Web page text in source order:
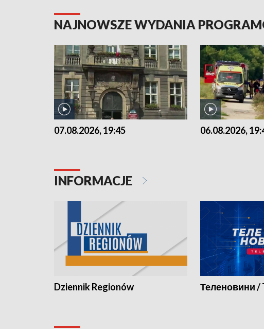
NAJNOWSZE WYDANIA
07.08.2026, 19:45 06.08.2026,
INFORMACJE
Dziennik Regionów Теленовини /